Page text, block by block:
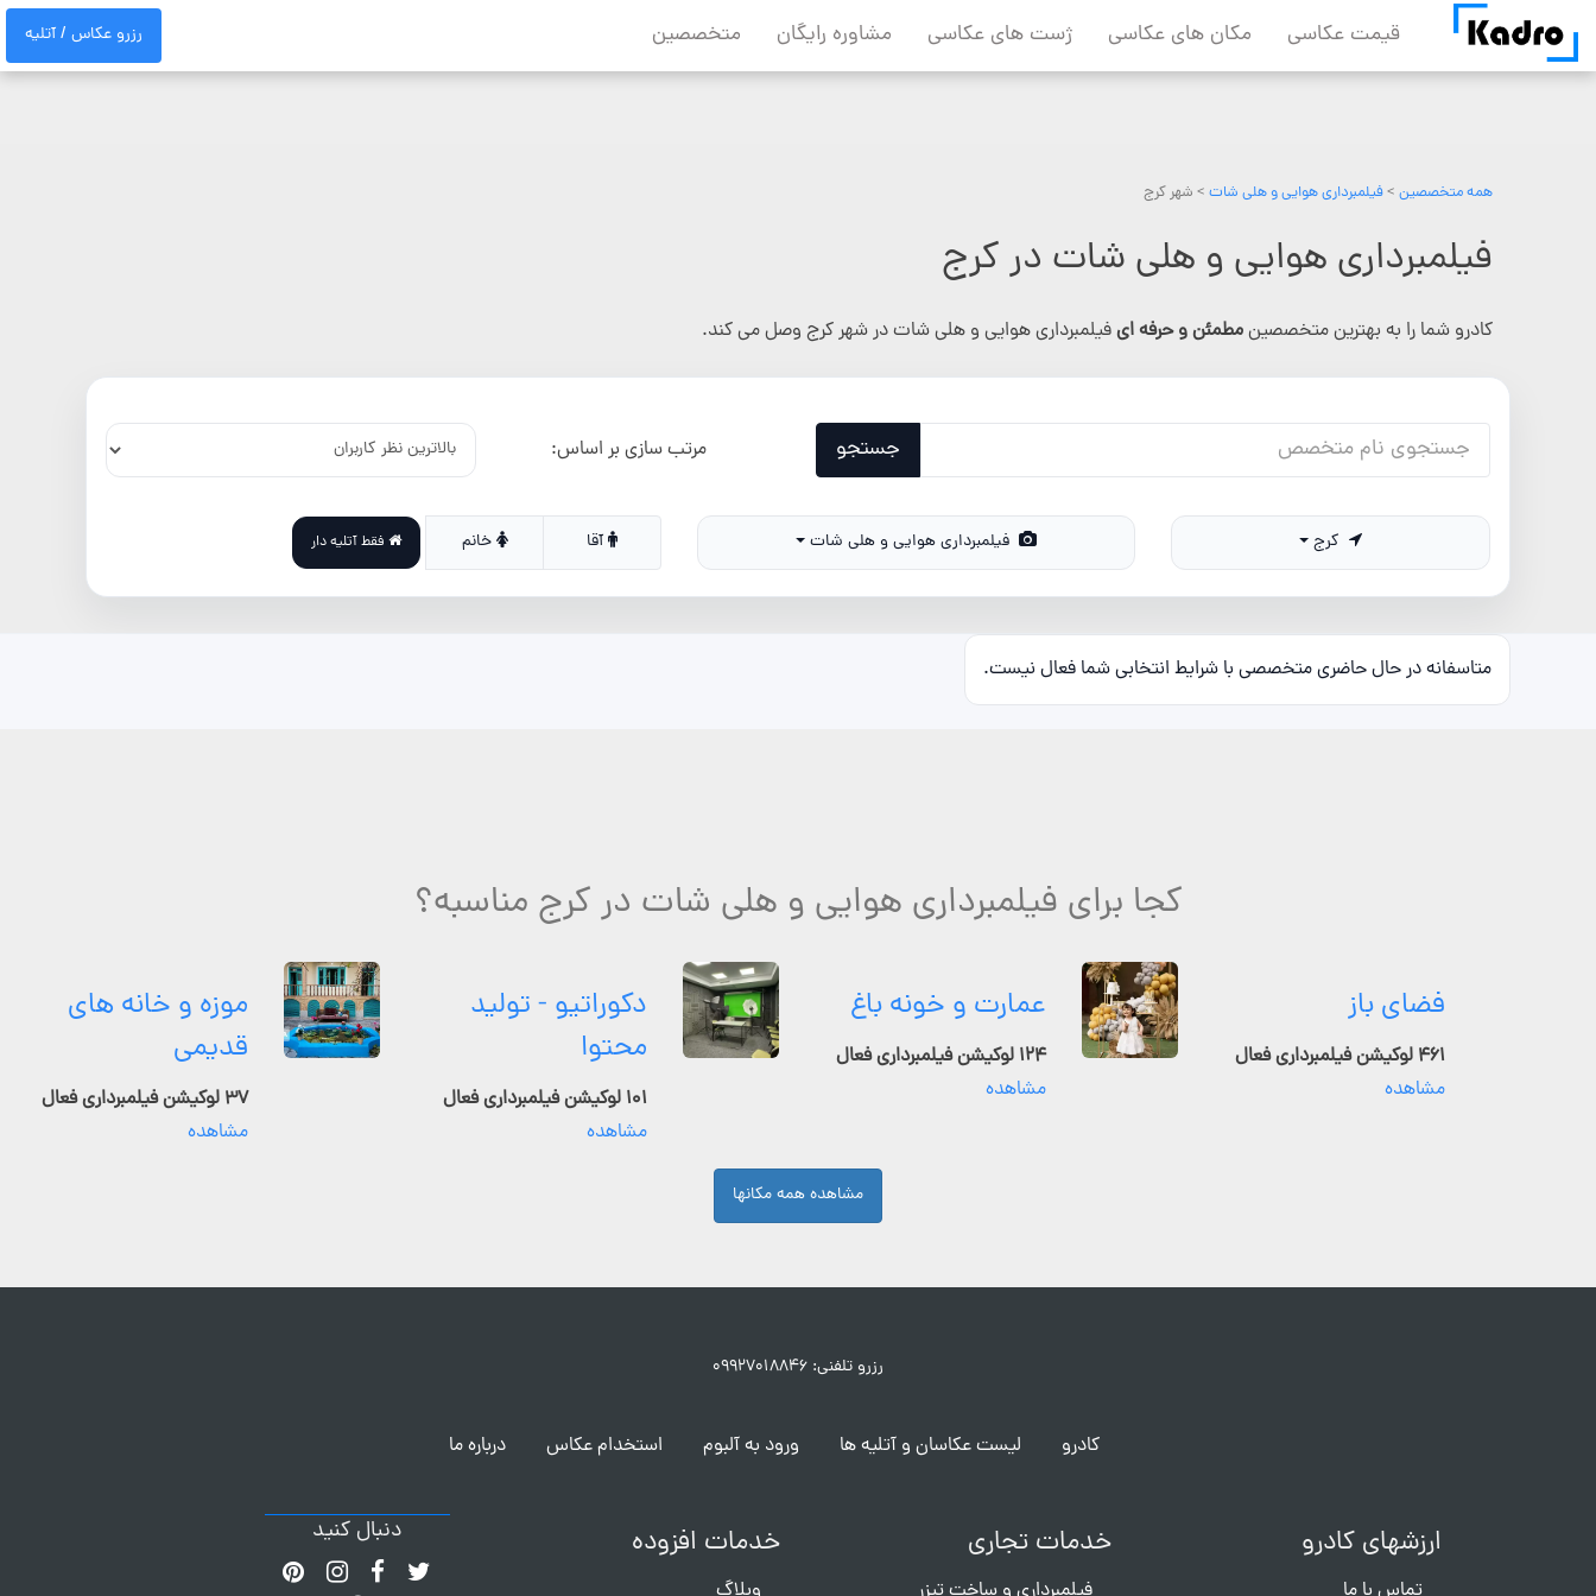
content
قیمت عکاسی مکان های عکاسی ژست های عکاسی مشاوره رایگان متخصصین رزرو عکاس / آتلیه
همه متخصصین >فیلمبرداری هوایی و هلی شات > شهر کرج
فیلمبرداری هوایی و هلی شات در کرج
کادرو شما را به بهترین متخصصینمطمئن و حرفه ایفیلمبرداری هوایی و هلی شات در شهر کرج وصل می کند.
جستجو مرتب سازی بر اساس:
فیلمبرداری هوایی و هلی شات آقا خانم فقط آتلیه دار
متاسفانه در حال حاضری متخصصی با شرایط انتخابی شما فعال نیست.
کجا برای فیلمبرداری هوایی و هلی شات در کرج مناسبه؟
فضای باز
۴۶۱ لوکیشن فیلمبرداری فعال
مشاهده
عمارت و خونه باغ
۱۲۴ لوکیشن فیلمبرداری فعال
مشاهده
دکوراتیو - تولید
محتوا
۱۰۱ لوکیشن فیلمبرداری فعال
مشاهده
موزه و خانه های
قدیمی
۳۷ لوکیشن فیلمبرداری فعال
مشاهده
مشاهده همه مکانها
رزرو تلفنی: ۰۹۹۲۷۰۱۸۸۴۶
کادرو لیست عکاسان و آتلیه ها ورود به آلبوم استخدام عکاس درباره ما
ارزشهای کادرو خدمات تجاری خدمات افزوده دنبال کنید